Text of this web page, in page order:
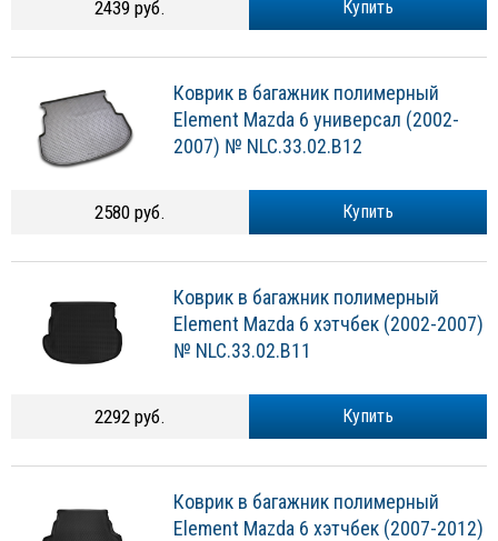
Купить
2439 руб.
Коврик в багажник полимерный
Element Mazda 6 универсал (2002-
2007) № NLC.33.02.B12
Купить
2580 руб.
Коврик в багажник полимерный
Element Mazda 6 хэтчбек (2002-2007)
№ NLC.33.02.B11
Купить
2292 руб.
Коврик в багажник полимерный
Element Mazda 6 хэтчбек (2007-2012)